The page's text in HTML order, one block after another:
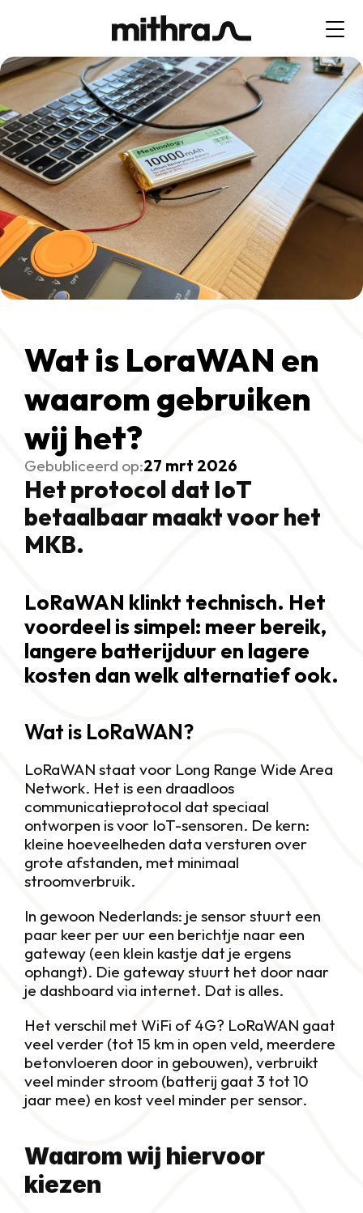
Wat is LoraWAN en
waarom gebruiken
wij het?
Gebubliceerd op:27 mrt 2026
Het protocol dat IoT
betaalbaar maakt voor het
MKB.
LoRaWAN klinkt technisch. Het
voordeel is simpel: meer bereik,
langere batterijduur en lagere
kosten dan welk alternatief ook.
Wat is LoRaWAN?
LoRaWAN staat voor Long Range Wide Area
Network. Het is een draadloos
communicatieprotocol dat speciaal
ontworpen is voor IoT-sensoren. De kern:
kleine hoeveelheden data versturen over
grote afstanden, met minimaal
stroomverbruik.
In gewoon Nederlands: je sensor stuurt een
paar keer per uur een berichtje naar een
gateway (een klein kastje dat je ergens
ophangt). Die gateway stuurt het door naar
je dashboard via internet. Dat is alles.
Het verschil met WiFi of 4G? LoRaWAN gaat
veel verder (tot 15 km in open veld, meerdere
betonvloeren door in gebouwen), verbruikt
veel minder stroom (batterij gaat 3 tot 10
jaar mee) en kost veel minder per sensor.
Waarom wij hiervoor
kiezen